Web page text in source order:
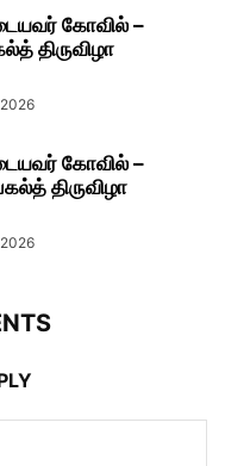
கோவில் –
திருவிழா
கோவில் –
திருவிழா